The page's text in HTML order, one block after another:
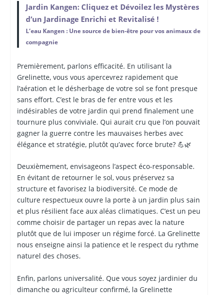
Jardin Kangen: Cliquez et Dévoilez les Mystères
d’un Jardinage Enrichi et Revitalisé !
L’eau Kangen : Une source de bien-être pour vos animaux de
compagnie
Premièrement, parlons efficacité. En utilisant la
Grelinette, vous vous apercevrez rapidement que
l’aération et le désherbage de votre sol se font presque
sans effort. C’est le bras de fer entre vous et les
indésirables de votre jardin qui prend finalement une
tournure plus conviviale. Qui aurait cru que l’on pouvait
gagner la guerre contre les mauvaises herbes avec
élégance et stratégie, plutôt qu’avec force brute? 💪🌿
Deuxièmement, envisageons l’aspect éco-responsable.
En évitant de retourner le sol, vous préservez sa
structure et favorisez la biodiversité. Ce mode de
culture respectueux ouvre la porte à un jardin plus sain
et plus résilient face aux aléas climatiques. C’est un peu
comme choisir de partager un repas avec la nature
plutôt que de lui imposer un régime forcé. La Grelinette
nous enseigne ainsi la patience et le respect du rythme
naturel des choses.
Enfin, parlons universalité. Que vous soyez jardinier du
dimanche ou agriculteur confirmé, la Grelinette